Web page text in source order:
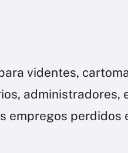
videntes,
administradores,
empregos perdidos